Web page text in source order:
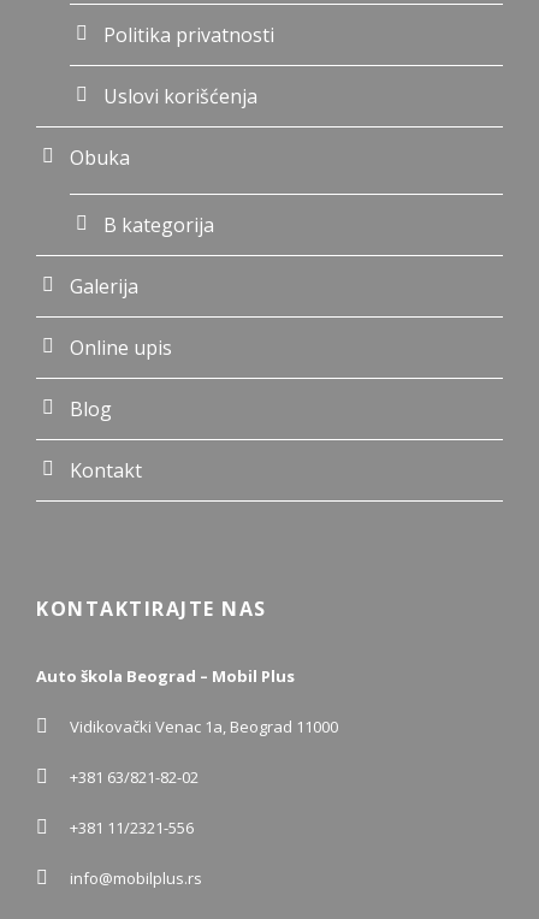
Politika privatnosti
Uslovi korišćenja
Obuka
B kategorija
Galerija
Online upis
Blog
Kontakt
KONTAKTIRAJTE NAS
Auto škola Beograd – Mobil Plus
Vidikovački Venac 1a, Beograd 11000
+381 63/821-82-02
+381 11/2321-556
info@mobilplus.rs